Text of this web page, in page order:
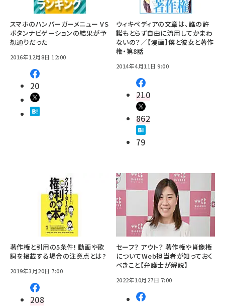
スマホのハンバーガーメニュー VS
ボタンナビゲーションの結果が予
想通りだった
2016年12月8日 12:00
20
ウィキペディアの文章は、誰の許
諾もとらず自由に流用してかまわ
ないの？／【漫画】僕と彼女と著作
権・第8話
2014年4月11日 9:00
210
862
79
著作権と引用の5条件! 動画や歌
詞を掲載する場合の注意点とは?
2019年3月20日 7:00
208
セーフ？ アウト？ 著作権や肖像権
についてWeb担当者が知っておく
べきこと【弁護士が解説】
2022年10月27日 7:00